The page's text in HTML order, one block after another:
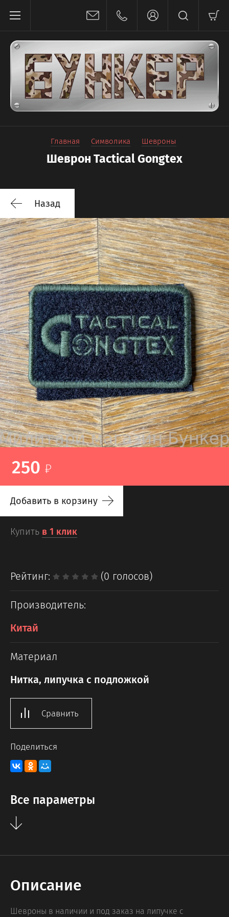
Главная Символика Шевроны
Шеврон Tactical Gongtex
Назад
250
Добавить в корзину
Купить в 1 клик
Рейтинг: (0 голосов)
Производитель:
Китай
Материал
Нитка, липучка с подложкой
Сравнить
Поделиться
Все параметры
Описание
Шевроны в наличии и под заказ на липучке с